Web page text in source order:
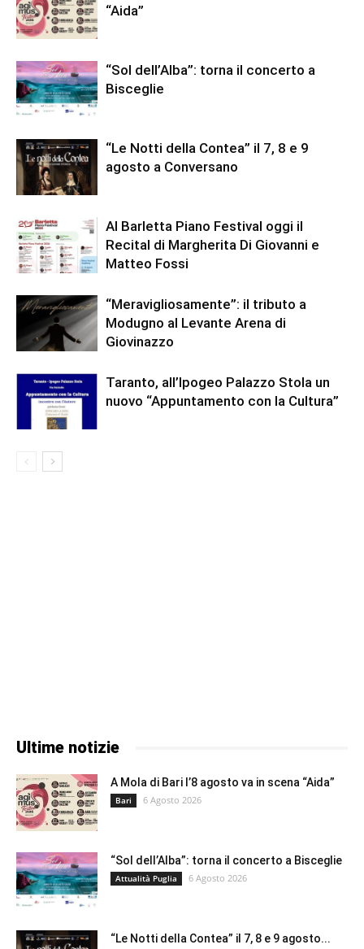
“Aida”
“Sol dell’Alba”: torna il concerto a
Bisceglie
“Le Notti della Contea” il 7, 8 e 9
agosto a Conversano
Al Barletta Piano Festival oggi il
Recital di Margherita Di Giovanni e
Matteo Fossi
“Meravigliosamente”: il tributo a
Modugno al Levante Arena di
Giovinazzo
Taranto, all’Ipogeo Palazzo Stola un
nuovo “Appuntamento con la Cultura”
Ultime notizie
A Mola di Bari l’8 agosto va in scena “Aida”
Bari 6 Agosto 2026
“Sol dell’Alba”: torna il concerto a Bisceglie
Attualità Puglia 6 Agosto 2026
“Le Notti della Contea” il 7, 8 e 9 agosto...